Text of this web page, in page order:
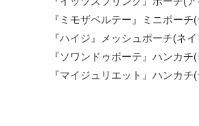
『ミモザペルテー』ミニポー
『ハイジ』メッシュポーチ(
『ソワンドゥボーテ』ハンカ
『マイジュリエット』ハンカ